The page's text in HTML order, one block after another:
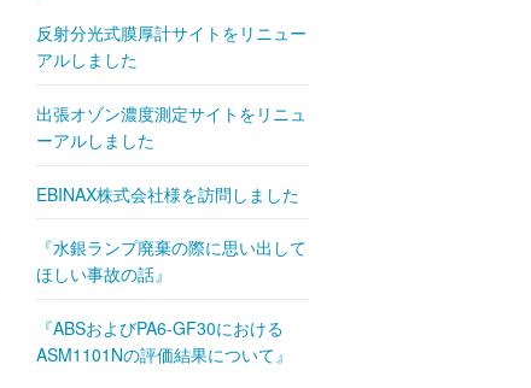
反射分光式膜厚計サイトをリニュー
アルしました
出張オゾン濃度測定サイトをリニュ
ーアルしました
EBINAX株式会社様を訪問しました
『水銀ランプ廃棄の際に思い出して
ほしい事故の話』
『ABSおよびPA6-GF30における
ASM1101Nの評価結果について』